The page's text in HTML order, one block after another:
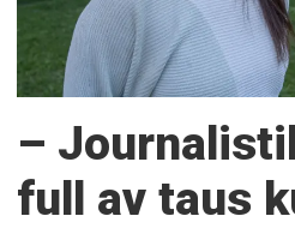
–
full av taus